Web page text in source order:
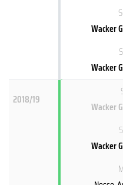
Wacker
Wacker
2018/19
Wacker
Wacker